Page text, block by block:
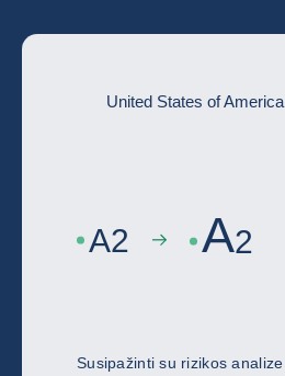
United States of America
A2 A2
Susipažinti su rizikos analize